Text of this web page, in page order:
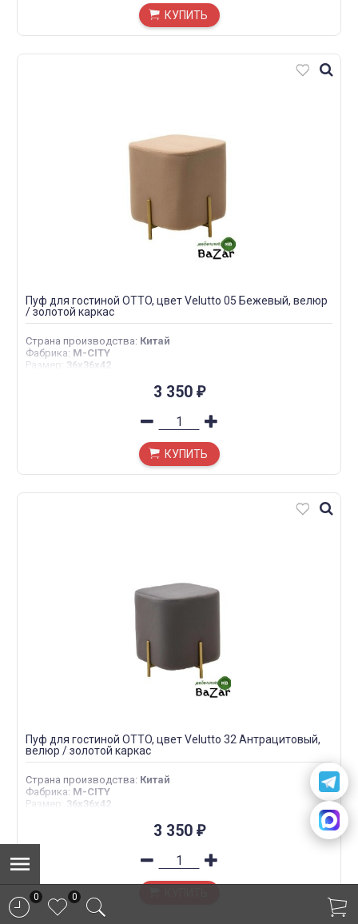
КУПИТЬ
Пуф для гостиной OTTO, цвет Velutto 05 Бежевый, велюр
/ золотой каркас
Страна производства: Китай
Фабрика: M-CITY
Размер : 36х36х42
3 350 ₽
КУПИТЬ
Пуф для гостиной OTTO, цвет Velutto 32 Антрацитовый,
велюр / золотой каркас
Страна производства: Китай
Фабрика: M-CITY
Размер : 36х36х42
3 350 ₽
0 0